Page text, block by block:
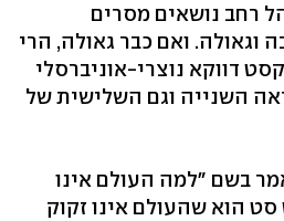
רחב נושאים מסרים
וגאולה. ואם כבר גאולה, הרי
דווקא נוצרי-אוניברסלי
השנייה וגם השלישית של
בשם "למה העולם אינו
הוא שהעולם אינו זקוק